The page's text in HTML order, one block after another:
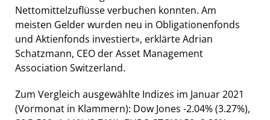
Nettomittelzuflüsse verbuchen konnten. Am
meisten Gelder wurden neu in Obligationenfonds
und Aktienfonds investiert», erklärte Adrian
Schatzmann, CEO der Asset Management
Association Switzerland.
Zum Vergleich ausgewählte Indizes im Januar 2021
(Vormonat in Klammern): Dow Jones -2.04% (3.27%),